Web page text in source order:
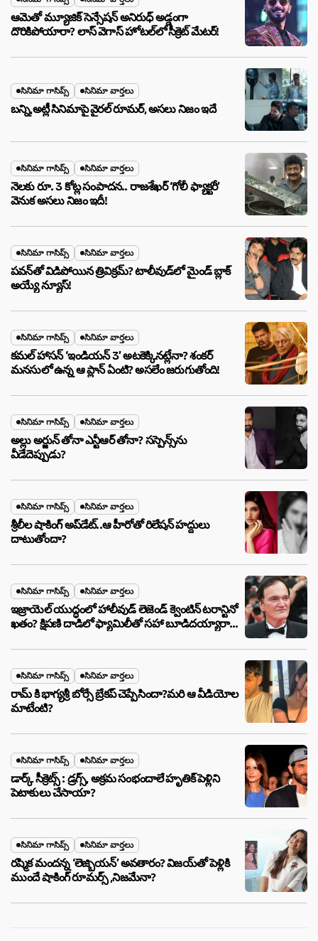
ఆమెతో మ్యూజిక్ సెన్సేషన్ అనిరుధ్ అడ్డంగా
దొరికిపోయారా? లాస్ వెగాస్ హోటల్‌లో సీక్రెట్ మేటర్!
సినిమా గాసిప్స్ సినిమా వార్తలు
బన్ని,అట్లీ సినిమాపై వైరల్ రూమర్, అసలు నిజం ఇదే
సినిమా గాసిప్స్ సినిమా వార్తలు
నెలకు రూ. 3 కోట్ల సంపాదన.. రాజశేఖర్ ‘గోలీ ఫ్యాక్టరీ’
వెనుక అసలు నిజం ఇదీ!
సినిమా గాసిప్స్ సినిమా వార్తలు
పవన్‌తో విడిపోయిన త్రివిక్రమ్? టాలీవుడ్‌లో మైండ్ బ్లాక్
అయ్యే న్యూస్!
సినిమా గాసిప్స్ సినిమా వార్తలు
కమల్ హాసన్ ‘ఇండియన్ 3’ అటకెక్కినట్లేనా? శంకర్
మనసులో ఉన్న ఆ ప్లాన్ ఏంటి? అసలేం జరుగుతోంది!
సినిమా గాసిప్స్ సినిమా వార్తలు
అల్లు అర్జున్ తోనా ఎన్టీఆర్ తోనా? సస్పెన్స్‌ను
వీడేదెప్పుడు?
సినిమా గాసిప్స్ సినిమా వార్తలు
శ్రీలీల షాకింగ్ అప్‌డేట్..ఆ హీరోతో రిలేషన్ హద్దులు
దాటుతోందా?
సినిమా గాసిప్స్ సినిమా వార్తలు
ఇజ్రాయెల్ యుద్ధంలో హాలీవుడ్ లెజెండ్ క్వెంటిన్ టరాన్టినో
ఖతం? క్షిపణి దాడిలో ఫ్యామిలీతో సహా బూడిదయ్యారా?
సినిమా గాసిప్స్ సినిమా వార్తలు
రామ్ కి భాగ్యశ్రీ బోర్సే బ్రేకప్ చెప్పేసిందా?మరి ఆ వీడియోల
మాటేంటి?
సినిమా గాసిప్స్ సినిమా వార్తలు
డార్క్ సీక్రెట్స్ : డ్రగ్స్, అక్రమ సంభందాలే హృతిక్ పెళ్లిని
పెటాకులు చేసాయా?
సినిమా గాసిప్స్ సినిమా వార్తలు
రష్మిక మందన్న ‘లెజ్బియన్’ అవతారం? విజయ్‌తో పెళ్లికి
ముందే షాకింగ్ రూమర్స్ ,నిజమేనా?